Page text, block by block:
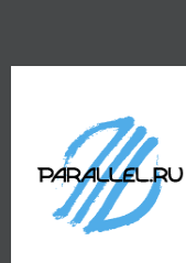
центр по